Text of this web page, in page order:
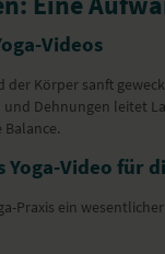
Videos
der Körper sanft
Dehnungen leitet
Yoga-Video für
wesentlicher Teil ist und du mit
mit Vilas und Lalla